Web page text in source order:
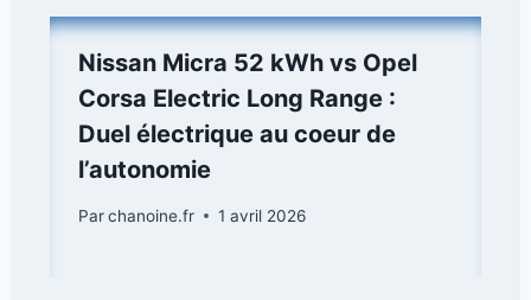
Nissan Micra 52 kWh vs Opel
Corsa Electric Long Range :
Duel électrique au coeur de
l’autonomie
Parchanoine.fr 1 avril 2026